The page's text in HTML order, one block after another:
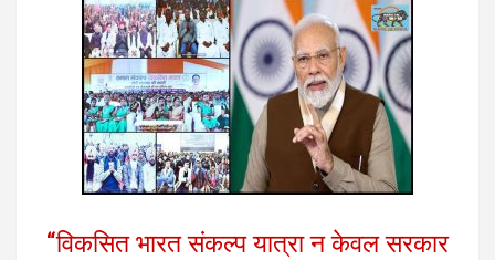
“विकसित भारत संकल्प यात्रा न केवल सरकार